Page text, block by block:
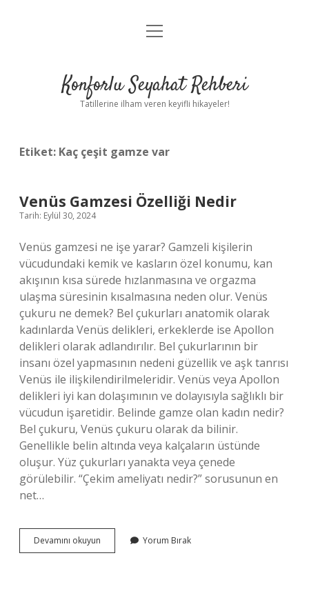
Anasayfa
Yasal Uyarı
menüyü
Konforlu Seyahat Rehberi
Tatillerine ilham veren keyifli hikayeler!
Etiket: Kaç çeşit gamze var
Venüs Gamzesi Özelliği Nedir
Tarih: Eylül 30, 2024
Venüs gamzesi ne işe yarar? Gamzeli kişilerin
vücudundaki kemik ve kasların özel konumu, kan
akışının kısa sürede hızlanmasına ve orgazma
ulaşma süresinin kısalmasına neden olur. Venüs
çukuru ne demek? Bel çukurları anatomik olarak
kadınlarda Venüs delikleri, erkeklerde ise Apollon
delikleri olarak adlandırılır. Bel çukurlarının bir
insanı özel yapmasının nedeni güzellik ve aşk tanrısı
Venüs ile ilişkilendirilmeleridir. Venüs veya Apollon
delikleri iyi kan dolaşımının ve dolayısıyla sağlıklı bir
vücudun işaretidir. Belinde gamze olan kadın nedir?
Bel çukuru, Venüs çukuru olarak da bilinir.
Genellikle belin altında veya kalçaların üstünde
oluşur. Yüz çukurları yanakta veya çenede
görülebilir. “Çekim ameliyatı nedir?” sorusunun en
net…
Devamını okuyun
Gamzesi
Yorum Bırak